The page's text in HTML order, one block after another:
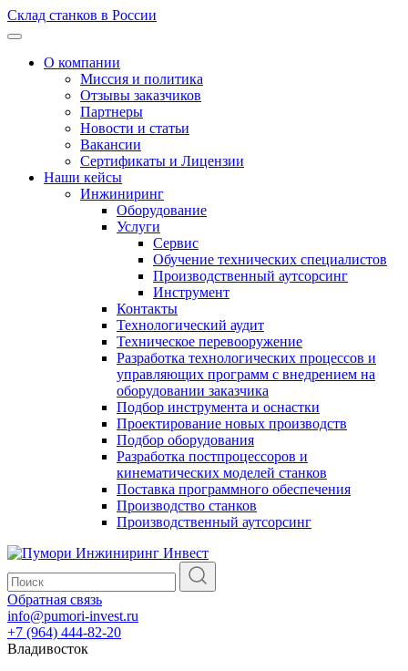
Склад станков в России
О компании
Миссия и политика
Отзывы заказчиков
Партнеры
Новости и статьи
Вакансии
Сертификаты и Лицензии
Наши кейсы
Инжиниринг
Оборудование
Услуги
Сервис
Обучение технических специалистов
Производственный аутсорсинг
Инструмент
Контакты
Технологический аудит
Техническое перевооружение
Разработка технологических процессов и
управляющих программ с внедрением на
оборудовании заказчика
Подбор инструмента и оснастки
Проектирование новых производств
Подбор оборудования
Разработка постпроцессоров и
кинематических моделей станков
Поставка программного обеспечения
Производство станков
Производственный аутсорсинг
Обратная связь
info@pumori-invest.ru
+7 (964) 444-82-20
Владивосток